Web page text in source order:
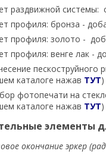
раздвижной системы:
профиля: бронза -
профиля: золото -
профиля: венге лак -
пескоструйного
каталоге нажав ТУТ)
фотопечати на
каталоге нажав ТУТ)
элементы
окончание эркер